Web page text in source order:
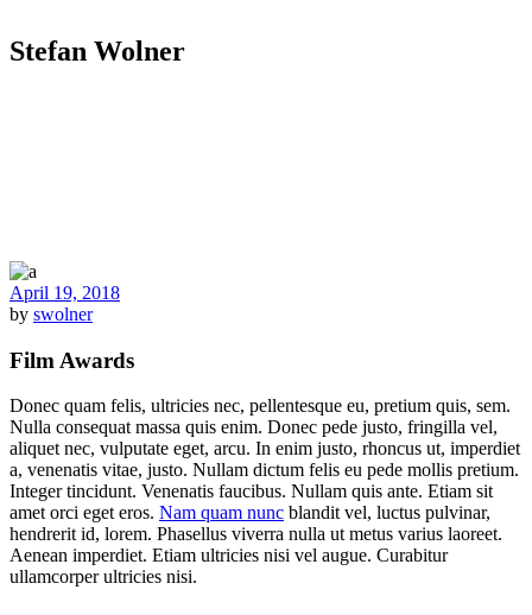
Stefan Wolner
April 19, 2018
by swolner
Film Awards
Donec quam felis, ultricies nec, pellentesque eu, pretium quis, sem.
Nulla consequat massa quis enim. Donec pede justo, fringilla vel,
aliquet nec, vulputate eget, arcu. In enim justo, rhoncus ut, imperdiet
a, venenatis vitae, justo. Nullam dictum felis eu pede mollis pretium.
Integer tincidunt. Venenatis faucibus. Nullam quis ante. Etiam sit
amet orci eget eros. Nam quam nunc blandit vel, luctus pulvinar,
hendrerit id, lorem. Phasellus viverra nulla ut metus varius laoreet.
Aenean imperdiet. Etiam ultricies nisi vel augue. Curabitur
ullamcorper ultricies nisi.